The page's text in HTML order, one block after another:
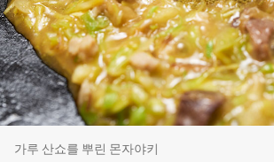
가루 산쇼를 뿌린 몬자야키